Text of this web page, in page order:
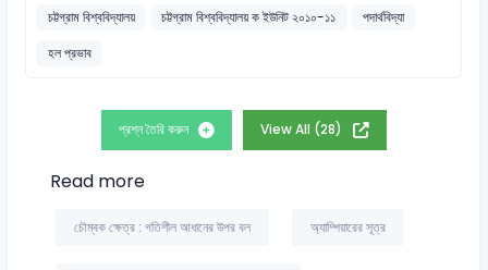
চট্টগ্রাম বিশ্ববিদ্যালয় চট্টগ্রাম বিশ্ববিদ্যালয় ক ইউনিট ২০১০-১১
পদার্থবিদ্যা
হল প্রভাব
প্রশ্ন তৈরি করুন View All (28)
Read more
চৌম্বক ক্ষেত্র : গতিশীল আধানের উপর বল অ্যাম্পিয়ারের সূত্র